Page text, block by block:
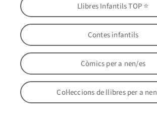
Llibres Infantils TOP ⭐
Contes infantils
Còmics per a nen/es
Col·leccions de llibres per a